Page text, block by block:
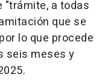
"trámite, a todas
que se
lo que procede
seis meses y